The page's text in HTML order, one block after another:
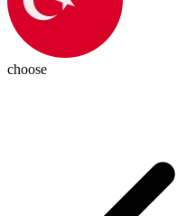
choose